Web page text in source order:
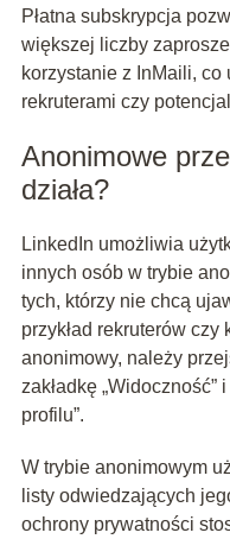
Płatna subskrypcja
większej liczby
korzystanie z InMaili, co
rekruterami czy
Anonimowe
działa?
LinkedIn umożliwia
innych osób w trybie
tych, którzy nie chcą
przykład rekruterów czy
anonimowy, należy
zakładkę
profilu”.
W trybie anonimowym
listy odwiedzających
ochrony prywatności